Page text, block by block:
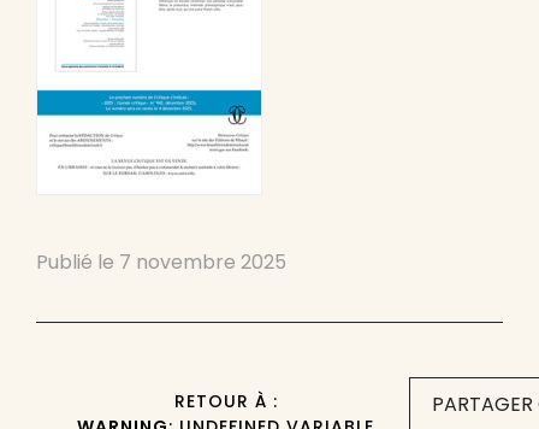
Publié le 7 novembre 2025
RETOUR À :